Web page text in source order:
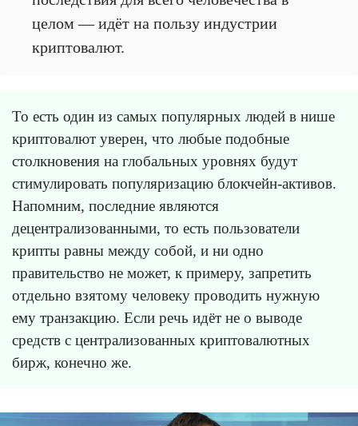
целом — идёт на пользу индустрии
криптовалют.
То есть один из самых популярных людей в нише
криптовалют уверен, что любые подобные
столкновения на глобальных уровнях будут
стимулировать популяризацию блокчейн-активов.
Напомним, последние являются
децентрализованными, то есть пользователи
крипты равны между собой, и ни одно
правительство не может, к примеру, запретить
отдельно взятому человеку проводить нужную
ему транзакцию. Если речь идёт не о выводе
средств с централизованных криптовалютных
бирж, конечно же.